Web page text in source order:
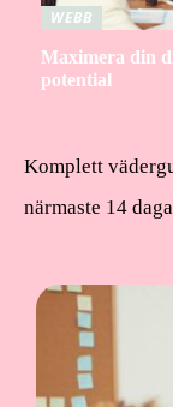
WEBB
Maximera din
potential
Komplett
närmaste 14